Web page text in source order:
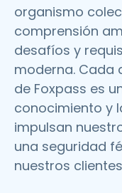
organismo
comprensión
desafíos y
moderna. Cada
de Foxpass es
conocimiento y
impulsan
una seguridad
nuestros